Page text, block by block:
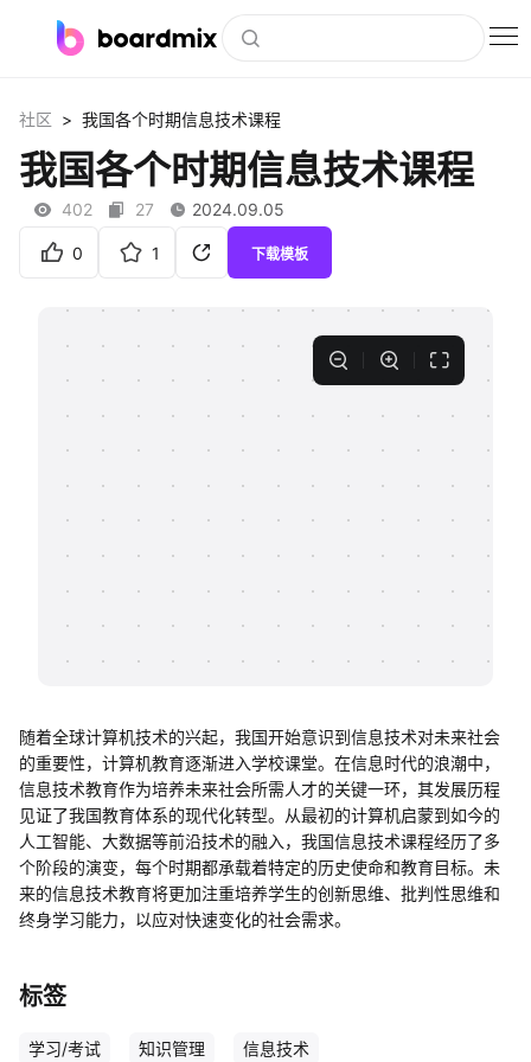
社区资源
下载
社区 > 我国各个时期信息技术课程
我国各个时期信息技术课程
402 27 2024.09.05
0 1 下载模板
随着全球计算机技术的兴起，我国开始意识到信息技术对未来社会
的重要性，计算机教育逐渐进入学校课堂。在信息时代的浪潮中，
信息技术教育作为培养未来社会所需人才的关键一环，其发展历程
见证了我国教育体系的现代化转型。从最初的计算机启蒙到如今的
人工智能、大数据等前沿技术的融入，我国信息技术课程经历了多
个阶段的演变，每个时期都承载着特定的历史使命和教育目标。未
来的信息技术教育将更加注重培养学生的创新思维、批判性思维和
终身学习能力，以应对快速变化的社会需求。
标签
学习/考试 知识管理 信息技术